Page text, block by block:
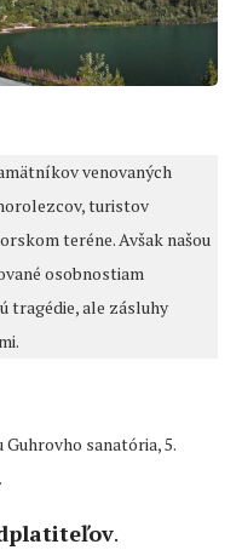
venovaných
turistov
teréne. Avšak našou
osobnostiam
tragédie, ale zásluhy
sanatória, 5.
.